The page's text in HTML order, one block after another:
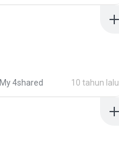
My 4shared 10 tahun lalu